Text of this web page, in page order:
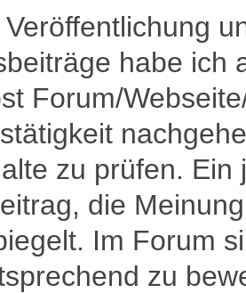
habe ich
Forum/
zu prüfen.
die
Im Forum
zu